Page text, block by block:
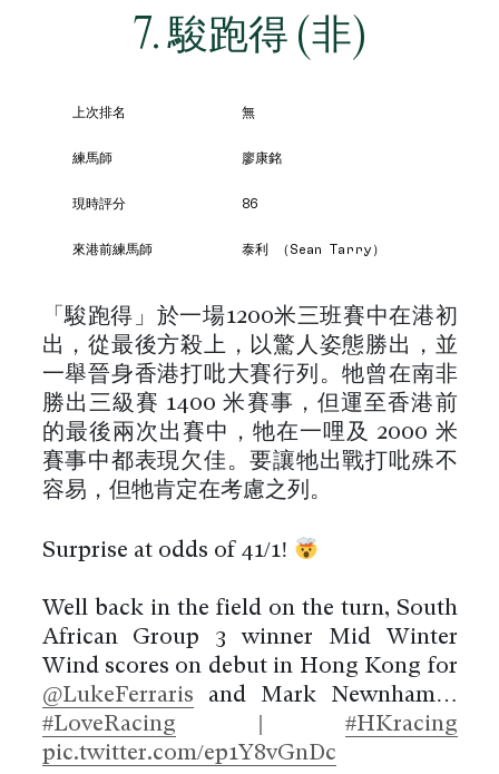
7. 駿跑得 (非)
上次排名 無
練馬師 廖康銘
現時評分 86
來港前練馬師 泰利 （Sean Tarry）
「駿跑得」於一場1200米三班賽中在港初
出，從最後方殺上，以驚人姿態勝出，並
一舉晉身香港打吡大賽行列。牠曾在南非
勝出三級賽 1400 米賽事，但運至香港前
的最後兩次出賽中，牠在一哩及 2000 米
賽事中都表現欠佳。要讓牠出戰打吡殊不
容易，但牠肯定在考慮之列。
Surprise at odds of 41/1!
Well back in the field on the turn, South
African Group 3 winner Mid Winter
Wind scores on debut in Hong Kong for
@LukeFerraris and Mark Newnham…
#LoveRacing
#HKracing
pic.twitter.com/ep1Y8vGnDc